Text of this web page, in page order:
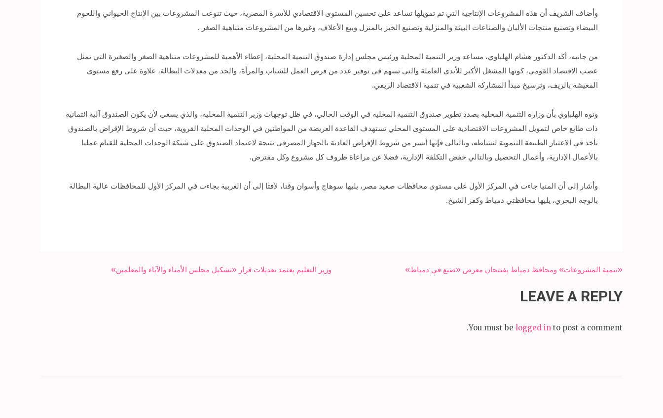
وأضاف الشريف أن هذه المشروعات الإنتاجية التي تم تمويلها تساعد على تحسين المستوى الاقتصادي للأسرة المصرية، حيث تنوعت المشروعات بين الإنتاج الحيواني واللحوم
البيضاء وتصنيع منتجات الألبان والصناعات البيئة والمنزلية وتصنيع الخبز بالمنزل وبيع الأعلاف، وغيرها من المشروعات متناهية الصغر .
من جانبه، أكد الدكتور هشام الهلباوي، مساعد وزير التنمية المحلية ورئيس مجلس إدارة صندوق التنمية المحلية، إعطاء الأهمية للمشروعات متناهية الصغر والصغيرة التي تمثل
عصب الاقتصاد القومي، كونها المشغل الأكبر للأيدي العاملة والتي تسهم في توفير عدد من فرص العمل للشباب والمرأة، والحد من معدلات البطالة، علاوة على رفع مستوى
المعيشة بالريف، وترسيخ مبدأ المشاركة الشعبية في تنمية الاقتصاد الريفي.
ونوه الهلباوي بأن وزارة التنمية المحلية بصدد تطوير صندوق التنمية المحلية في الوقت الحالي، في ظل توجهات وزير التنمية المحلية، والذي يسعى لأن يكون الصندوق آلية ائتمانية
ذات طابع خاص لتمويل المشروعات الاقتصادية على المستوى المحلي تستهدف القاعدة العريضة من المواطنين في الوحدات المحلية القروية، حيث أن شروط الإقراض بالصندوق
تأخذ في الاعتبار الطبيعة التنموية لنشاطه، وبالتالي فإنها أيسر من شروط الإقراض العادية بالجهاز المصرفي نتيجة لاعتماد الصندوق على شبكة الوحدات المحلية للقيام عمليا
بالأعمال الإدارية، وأعمال التحصيل وبالتالي خفض التكلفة الإدارية، فضلا عن مراعاة ظروف كل مشروع وكل مقترض.
وأشار إلى أن المنيا جاءت في المركز الأول على مستوى محافظات صعيد مصر، يليها سوهاج وأسوان وقنا، لافتا إلى أن الغربية بجاءت في المركز الأول للمحافظات عالية البطالة
بالوجه البحري، يليها محافظتي دمياط وكفر الشيخ.
Post
وزير التعليم يعتمد تعديلات قرار «تشكيل مجلس الأمناء والآباء والمعلمين» «تنمية المشروعات» ومحافظ دمياط يفتتحان معرض «صنع في دمياط»
LEAVE A REPLY
You must be logged in to post a comment.